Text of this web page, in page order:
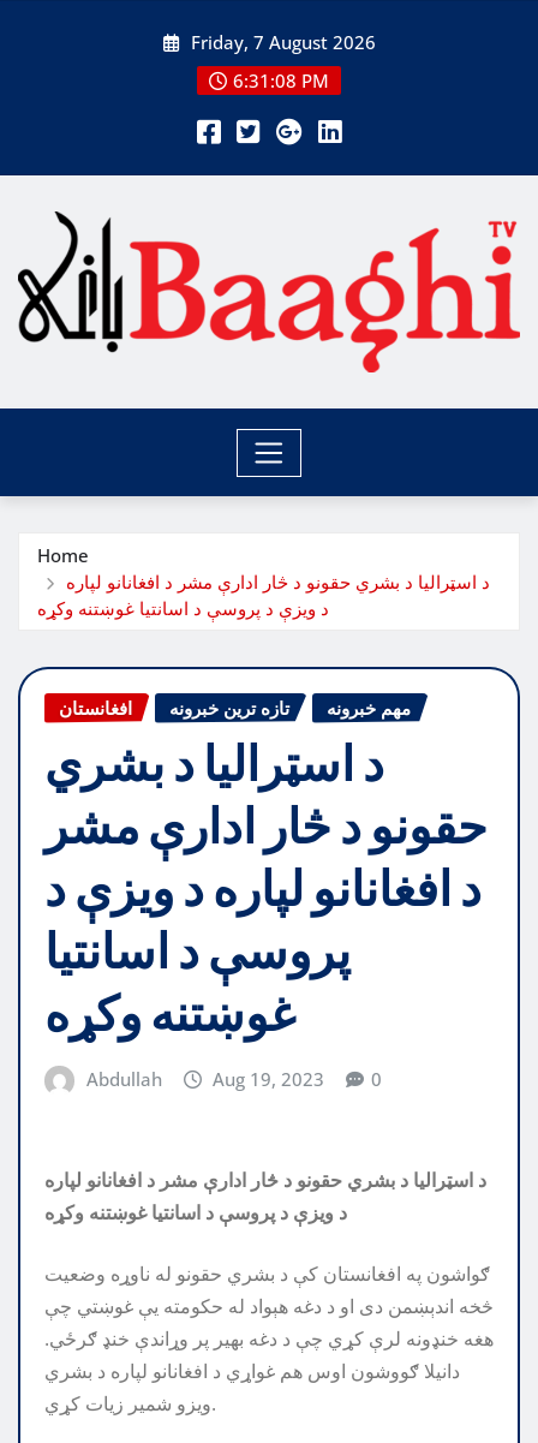
Friday, 7 August 2026
6:31:09 PM
Home
د اسټراليا د بشري حقونو د څار ادارې مشر د افغانانو لپاره
د ويزې د پروسې د اسانتيا غوښتنه وکړه
افغانستان تازه ترین خبرونه مهم خبرونه
د اسټراليا د بشري
حقونو د څار ادارې مشر
د افغانانو لپاره د ويزې د
پروسې د اسانتيا
غوښتنه وکړه
Abdullah Aug 19, 2023 0
د اسټراليا د بشري حقونو د څار ادارې مشر د افغانانو لپاره
د ويزې د پروسې د اسانتيا غوښتنه وکړه
ګواشون په افغانستان کې د بشري حقونو له ناوړه وضعیت
څخه اندېښمن دی او د دغه هېواد له حکومته یې غوښتي چې
هغه خنډونه لرې کړي چې د دغه بهیر پر وړاندې خنډ ګرځي.
دانیلا ګووشون اوس هم غواړي د افغانانو لپاره د بشري
ویزو شمیر زیات کړي.